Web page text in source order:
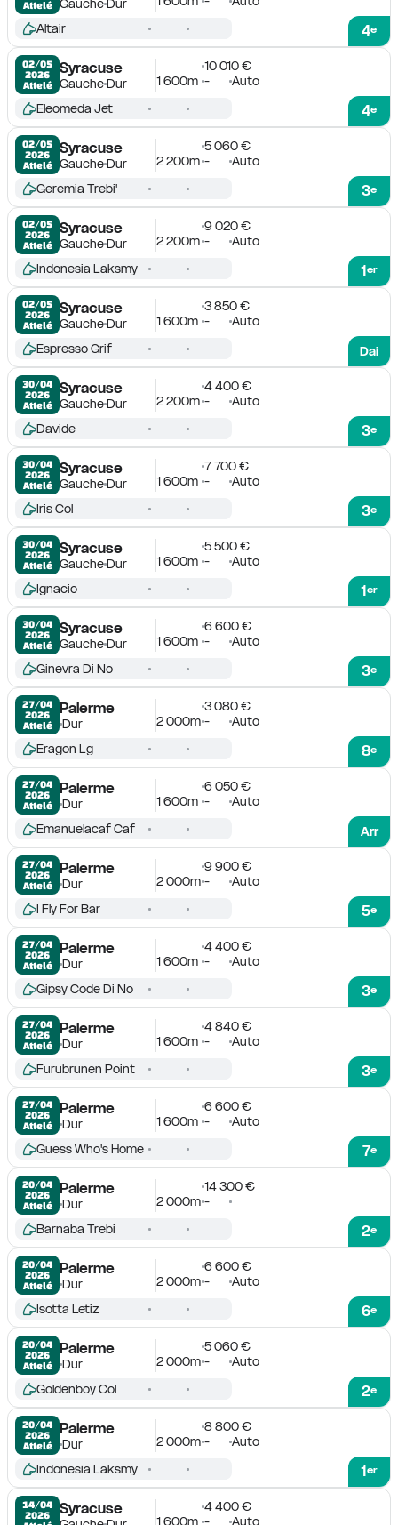
Attelé
4e
Altair
02/05
2026
Attelé
Syracuse
GaucheDur
10 010 €
1 600m - Auto
4e
Eleomeda Jet
02/05
2026
Attelé
Syracuse
GaucheDur
5 060 €
2 200m - Auto
3e
Geremia Trebi'
02/05
2026
Attelé
Syracuse
GaucheDur
9 020 €
2 200m - Auto
1er
Indonesia Laksmy
02/05
2026
Attelé
Syracuse
GaucheDur
3 850 €
1 600m -
Auto
Dai
Espresso Grif
30/04
2026
Attelé
Syracuse
GaucheDur
4 400 €
2 200m - Auto
3e
Davide
30/04
2026
Attelé
Syracuse
GaucheDur
7 700 €
1 600m - Auto
3e
Iris Col
30/04
2026
Attelé
Syracuse
GaucheDur
5 500 €
1 600m - Auto
1er
Ignacio
30/04
2026
Attelé
Syracuse
GaucheDur
6 600 €
1 600m - Auto
3e
Ginevra Di No
27/04
2026
Attelé
Palerme
Dur
3 080 €
2 000m - Auto
8e
Eragon Lg
27/04
2026
Attelé
Palerme
Dur
6 050 €
1 600m -
Auto
Arr
Emanuelacaf Caf
27/04
2026
Attelé
Palerme
Dur
9 900 €
2 000m - Auto
5e
I Fly For Bar
27/04
2026
Attelé
Palerme
Dur
4 400 €
1 600m - Auto
3e
Gipsy Code Di No
27/04
2026
Attelé
Palerme
Dur
4 840 €
1 600m - Auto
3e
Furubrunen Point
27/04
2026
Attelé
Palerme
Dur
6 600 €
1 600m - Auto
7e
Guess Who's Home
20/04
2026
Attelé
Palerme
Dur
14 300 €
2 000m -
2e
Barnaba Trebi
20/04
2026
Attelé
Palerme
Dur
6 600 €
2 000m - Auto
6e
Isotta Letiz
20/04
2026
Attelé
Palerme
Dur
5 060 €
2 000m - Auto
2e
Goldenboy Col
20/04
2026
Attelé
Palerme
Dur
8 800 €
2 000m - Auto
1er
Indonesia Laksmy
14/04
2026
Syracuse
4 400 €
1 600m - Auto